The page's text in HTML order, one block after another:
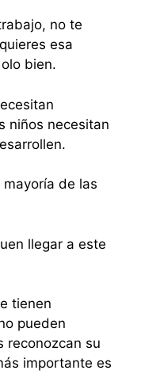
no te
esa
bien.
niños necesitan
de las
llegar a este
tienen
pueden
reconozcan su
importante es